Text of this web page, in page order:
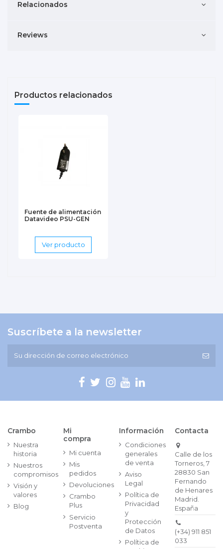
Relacionados
Reviews
Productos relacionados
Fuente de alimentación
Datavideo PSU-GEN
Ver producto
Suscríbete a la newsletter
Crambo
Nuestra
historia
Nuestros
compromisos
Visión y
valores
Blog
Mi
compra
Mi cuenta
Mis
pedidos
Devoluciones
Crambo
Plus
Servicio
Postventa
Información
Condiciones
generales
de venta
Aviso
Legal
Política de
Privacidad
y
Protección
de Datos
Política de
Contacta
Calle de los
Torneros, 7
28830 San
Fernando
de Henares
Madrid.
España
(+34) 911 851
033